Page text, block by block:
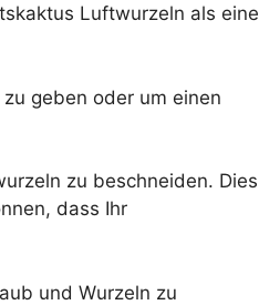
Luftwurzeln als eine
geben oder um einen
zu beschneiden. Dies
dass Ihr
und Wurzeln zu